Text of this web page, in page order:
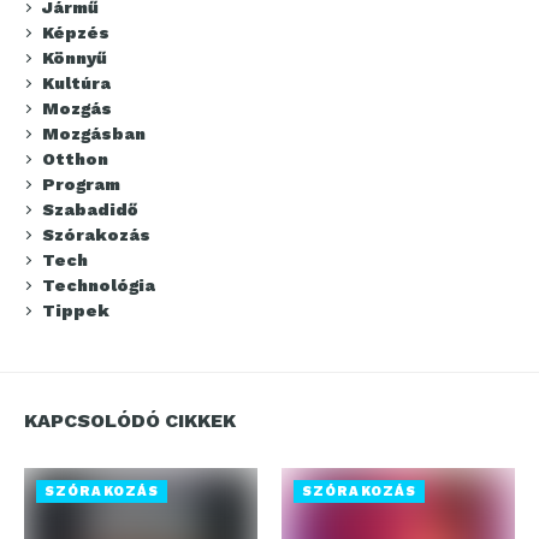
Jármű
Képzés
Könnyű
Kultúra
Mozgás
Mozgásban
Otthon
Program
Szabadidő
Szórakozás
Tech
Technológia
Tippek
KAPCSOLÓDÓ CIKKEK
SZÓRAKOZÁS SZÓRAKOZÁS